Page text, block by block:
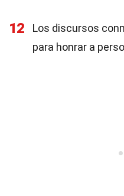
12
Los discursos
para honrar a